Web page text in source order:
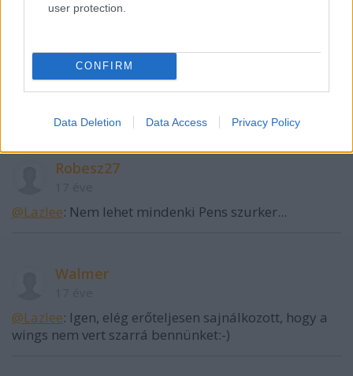
user protection.
CONFIRM
Data Deletion Data Access Privacy Policy
17 éve
Szuperből- asszem beszélhetek a Pens szurkolók
Robesz27
@Lazlee: Nem lehet mindenki Pens szurker...
Walmer
@Lazlee: Igen, elég erőteljesen sajnálkozott, hogy a
wings nem vert szarrá bennünket:-)